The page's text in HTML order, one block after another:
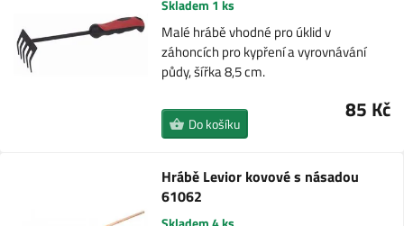
Skladem 1 ks
Malé hrábě vhodné pro úklid v
záhoncích pro kypření a vyrovnávání
půdy, šířka 8,5 cm.
85 Kč
Do košíku
Hrábě Levior kovové s násadou
61062